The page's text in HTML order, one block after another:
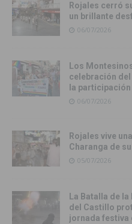
Rojales cerró
un brillante
06/07/2026
Los
celebración
la
06/07/2026
Rojales vive
Charanga de
05/07/2026
La Batalla de
del Castillo
jornada festiva